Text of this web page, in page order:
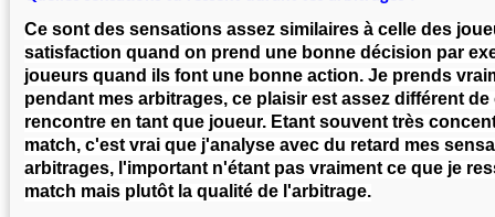
Ce sont des sensations assez similaires à celle des
satisfaction quand on prend une bonne décision par
joueurs quand ils font une bonne action. Je prends
pendant mes arbitrages, ce plaisir est assez différent de
rencontre en tant que joueur. Etant souvent très
match, c'est vrai que j'analyse avec du retard mes
arbitrages, l'important n'étant pas vraiment ce que je
match mais plutôt la qualité de l'arbitrage.